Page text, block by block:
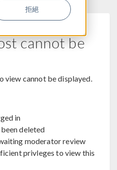
拒絕
cannot be
view cannot be displayed.
in
deleted
moderator review
privleges to view this